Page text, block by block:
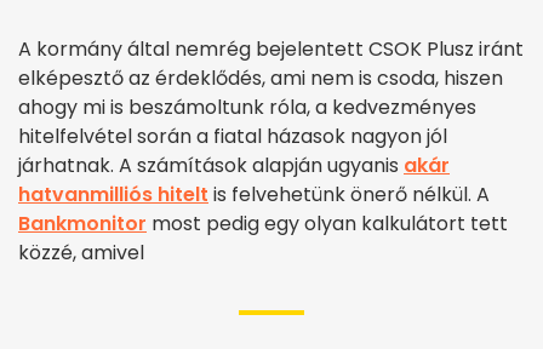
A kormány által nemrég bejelentett CSOK Plusz iránt
elképesztő az érdeklődés, ami nem is csoda, hiszen
ahogy mi is beszámoltunk róla, a kedvezményes
hitelfelvétel során a fiatal házasok nagyon jól
járhatnak. A számítások alapján ugyanis akár
hatvanmilliós hitelt is felvehetünk önerő nélkül. A
Bankmonitor most pedig egy olyan kalkulátort tett
közzé, amivel